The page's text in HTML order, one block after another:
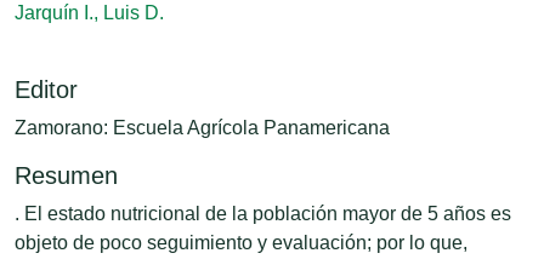
Jarquín I., Luis D.
Editor
Zamorano: Escuela Agrícola Panamericana
Resumen
. El estado nutricional de la población mayor de 5 años es
objeto de poco seguimiento y evaluación; por lo que,